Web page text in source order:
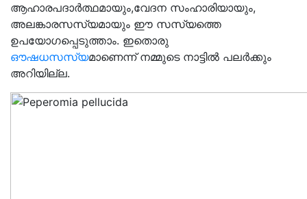
ആഹാരപദാർത്ഥമായും,വേദന സംഹാരിയായും,
അലങ്കാരസസ്യമായും ഈ സസ്യത്തെ
ഉപയോഗപ്പെടുത്താം. ഇതൊരു
ഔഷധസസ്യമാണെന്ന് നമ്മുടെ നാട്ടിൽ പലർക്കും
അറിയില്ല.